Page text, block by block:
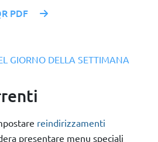
PDF
GIORNO DELLA SETTIMANA
reindirizzamenti
presentare menu speciali